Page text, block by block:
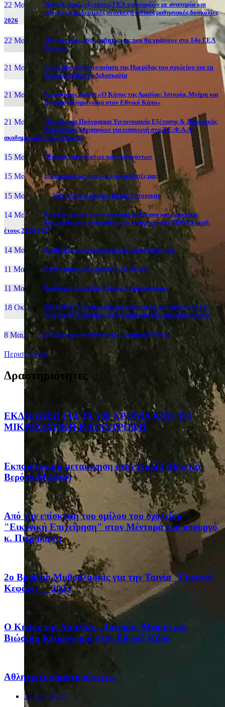
22 Μαι, 26
Πανελλαδικές εξετάσεις ΓΕΛ υποψηφίων με αναπηρία και
ειδικές εκπαιδευτικές ανάγκες ή ειδικές μαθησιακές δυσκολίες
2026
22 Μαι, 26
Οδηγίες προς τους μαθητές μας που θα γράψουν στο 14ο ΓΕΛ
Αθηνών
21 Μαι, 26
Επιτυχής πραγματοποίηση της Ημερίδας του σχολείου για τη
Διαφοροποιημένη Διδασκαλία
21 Μαι, 26
Καινοτόμος δράση «Ο Κήπος της Αμαλίας: Ιστορία, Μνήμη και
Βιώσιμη Κληρονομιά στον Εθνικό Κήπο»
21 Μαι, 26
Οδηγίες και Πρόγραμμα Υγειονομικής Εξέτασης & Πρακτικής
Δοκιμασίας Υποψηφίων για εισαγωγή στα Τ.Ε.Φ.Α.Α.,
ακαδημαϊκού έτους 2026-27
15 Μαι, 26 Πίνακας επιτυχόντων και επιλαχόντων
15 Μαι, 26 Εξεταστικά κέντρα για τους μαθητές μας
15 Μαι, 2026 Νέα ιστοσελίδα του Ομίλου Ρητορικής
14 Μαι, 26
Διευθύνσεις για την υγειονομική εξέταση και πρακτική
δοκιμασία των υποψηφίων για εισαγωγή στα ΤΕΦΑΑ ακαδ.
έτους 2026-2027
14 Μαι, 26 Yποβολή μηχανογραφικού για υποψηφίους 5%
11 Μαι, 26 Πρόγραμμα ενδοσχολικών εξετάσεων
11 Μαι, 26 Βράβευση του μαθητή Ιωάννη Χαραλάμπους
18 Οκτ, 25
2025-2026:Επιμόρφωση εκπαιδευτικών στη διδακτική της
Ιστορίας (Πρόσκληση, πρόγραμμα και δήλωση συμμετοχής)
8 Μαι, 26 Συζήτηση με τον βουλευτή κ. Δημήτρη Μάντζο
Περισσότερα
Δραστηριότητες
ΕΚΔΗΛΩΣΗ ΓΙΑ ΤΑ 100 ΧΡΟΝΙΑ ΑΠΟ ΤΗ
ΜΙΚΡΑΣΙΑΤΙΚΗ ΚΑΤΑΣΤΡΟΦΗ
Eκπαιδευτική μετακίνηση στην Ιταλία (Βενετία-
Βερόνα-Μιλάνο)
Από την επίσκεψη του ομίλου του σχολείου
"Εικονική Επιχείρηση" στον Μέντορά του υπουργό
κ. Πιερακάκη
2ο Βραβείο Μυθοπλασίας για την Ταινία "Γυριστό
Κεφάλι;" - 2023
Ο Κήπος της Αμαλίας – Ιστορία, Μνήμη και
Βιώσιμη Κληρονομιά στον Εθνικό Κήπο
Αθλητικές δραστηριότητες
27 Σεπ, 2024